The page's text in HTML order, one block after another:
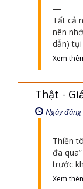
Vào
Được
Ngày
Tất cả
nên
dẫn) tụi
Thật -